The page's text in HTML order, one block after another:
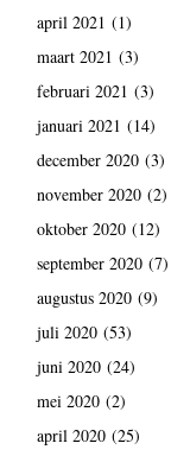
april 2021 (1)
maart 2021 (3)
februari 2021 (3)
januari 2021 (14)
december 2020(3)
november 2020(2)
oktober 2020(12)
september 2020(7)
augustus 2020(9)
juli 2020(53)
juni 2020(24)
mei 2020(2)
april 2020(25)